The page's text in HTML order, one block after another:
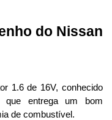
do Nissan
1.6 de 16V, conhecido
que entrega um bom
de combustível.